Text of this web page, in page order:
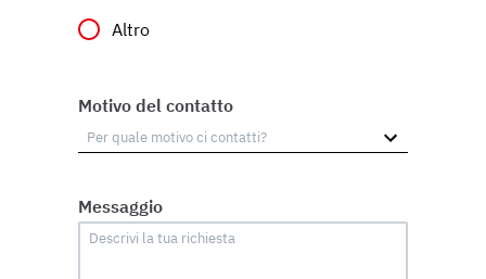
Altro
Motivo del contatto
Messaggio